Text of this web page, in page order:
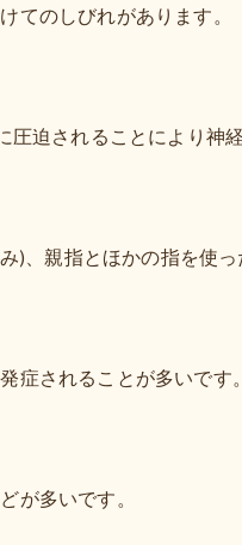
てのしびれがあります。
迫されることにより神
)、親指とほかの指を使
症されることが多いで
が多いです。